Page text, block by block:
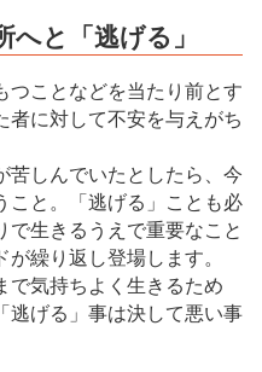
と「逃げる」
つことなどを当たり前とす
者に対して不安を与えがち
苦しんでいたとしたら、今
こと。「逃げる」ことも必
生きるうえで重要なこと
繰り返し登場します。
で気持ちよく生きるため
逃げる」事は決して悪い事